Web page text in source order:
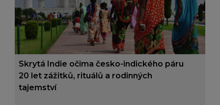
Skrytá Indie očima česko-indického páru
20 let zážitků, rituálů a rodinných
tajemství